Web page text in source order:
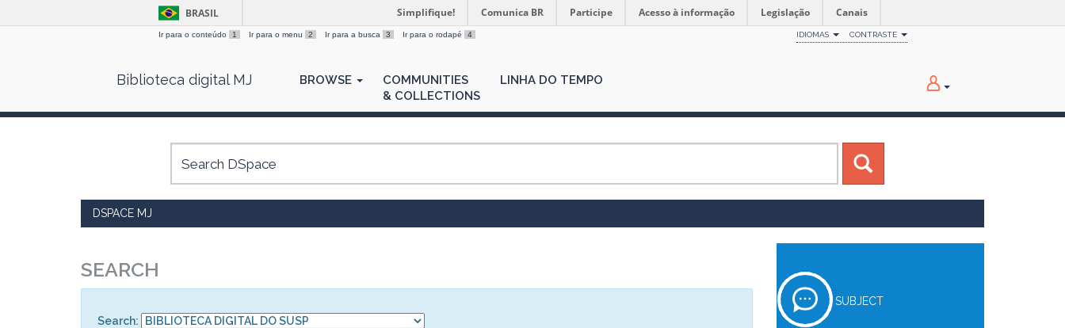
BRASIL Simplifique! Comunica BR Participe Acesso à informação Legislação Canais
Ir para o conteúdo 1 Ir para o menu 2 Ir para a busca 3 Ir para o rodapé 4 IDIOMAS CONTRASTE
Biblioteca digital MJ BROWSE
COMMUNITIES
& COLLECTIONS
LINHA DO TEMPO
DSPACE MJ
SEARCH
Search:
SUBJECT